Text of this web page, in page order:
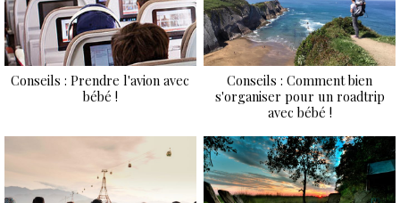
Conseils : Prendre l'avion avec
bébé !
Conseils : Comment bien
s'organiser pour un roadtrip
avec bébé !